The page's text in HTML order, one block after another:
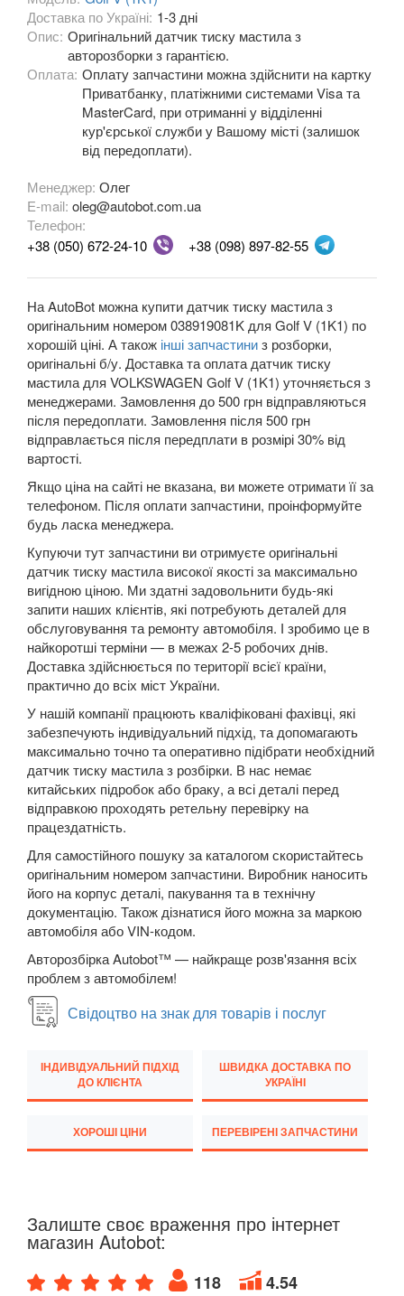
OPEL
PEUGEOT keyboard_arrow_down
PORSCHE
RENAULT
ROVER
SAAB
SKODA
SMART
SUBARU keyboard_arrow_down
SUZUKI
TESLA
TOYOTA keyboard_arrow_down
VOLKSWAGEN
Arteon
Atlas
Atlas Cross Sport
Amarok (2H)
Beetle (A5)
New Beetle (9C1)
New Beetle (5C1)
New Beetle Cabrio (1Y7)
Caddy IV
Eos (1F7, 1F8)
FOX (5Z1)
Golf V (1K1)
Golf V Variant (1K5)
Golf VI (5K1)
Golf VI Cabrio (517)
Golf VII (5G1)
Golf VII Variant (BA5)
Доставка по Україні: 1-3 дні
Опис: Оригінальний датчик тиску мастила з
авторозборки з гарантією.
Оплата: Оплату запчастини можна здійснити на картку
Приватбанку, платіжними системами Visa та
MasterCard, при отриманні у відділенні
кур'єрської служби у Вашому місті (залишок
від передоплати).
Менеджер: Олег
E-mail: oleg@autobot.com.ua
Телефон:
+38 (050) 672-24-10
+38 (098) 897-82-55
На AutoBot можна купити датчик тиску мастила з
оригінальним номером 038919081K для Golf V (1K1) по
хорошій ціні. А також інші запчастиниз розборки,
оригінальні б/у. Доставка та оплата датчик тиску
мастила для VOLKSWAGEN Golf V (1K1) уточняється з
менеджерами. Замовлення до 500 грн відправляються
після передоплати. Замовлення після 500 грн
відправлається після передплати в розмірі 30% від
вартості.
Якщо ціна на сайті не вказана, ви можете отримати її за
телефоном. Після оплати запчастини, проінформуйте
будь ласка менеджера.
Купуючи тут запчастини ви отримуєте оригінальні
датчик тиску мастила високої якості за максимально
вигідною ціною. Ми здатні задовольнити будь-які
запити наших клієнтів, які потребують деталей для
обслуговування та ремонту автомобіля. І зробимо це в
найкоротші терміни — в межах 2-5 робочих днів.
Доставка здійснюється по території всієї країни,
практично до всіх міст України.
У нашій компанії працюють кваліфіковані фахівці, які
забезпечують індивідуальний підхід, та допомагають
максимально точно та оперативно підібрати необхідний
датчик тиску мастила з розбірки. В нас немає
китайських підробок або браку, а всі деталі перед
відправкою проходять ретельну перевірку на
працездатність.
Для самостійного пошуку за каталогом скористайтесь
оригінальним номером запчастини. Виробник наносить
його на корпус деталі, пакування та в технічну
документацію. Також дізнатися його можна за маркою
автомобіля або VIN-кодом.
Авторозбірка Autobot™ — найкраще розв'язання всіх
проблем з автомобілем!
Свідоцтво на знак для товарів і послуг
ІНДИВІДУАЛЬНИЙ ПІДХІД
ДО КЛІЄНТА
ШВИДКА ДОСТАВКА ПО
УКРАЇНІ
ХОРОШІ ЦІНИ ПЕРЕВІРЕНІ ЗАПЧАСТИНИ
Залиште своє враження про інтернет
магазин Autobot:
118 4.54